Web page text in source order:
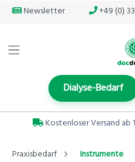
Newsletter +49 (0)
Dialyse-Bedarf
Kostenloser Versand
Praxisbedarf Instrumente